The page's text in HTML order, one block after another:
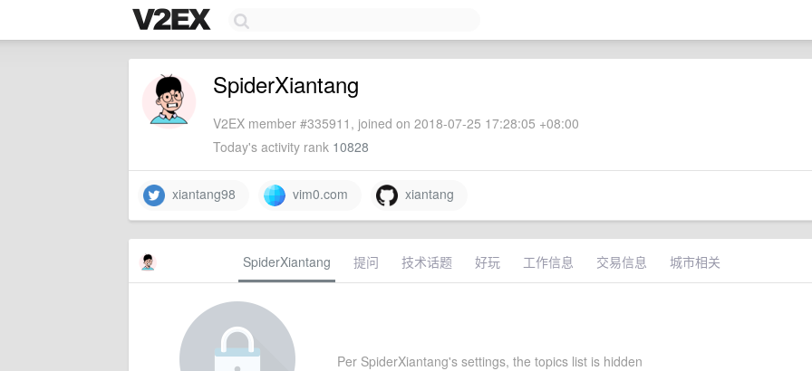
SpiderXiantang
V2EX member #335911, joined on 2018-07-25 17:28:05 +08:00
Today's activity rank 10828
xiantang98 vim0.com xiantang
SpiderXiantang 提问 技术话题 好玩 工作信息 交易信息 城市相关
Per SpiderXiantang's settings, the topics list is hidden